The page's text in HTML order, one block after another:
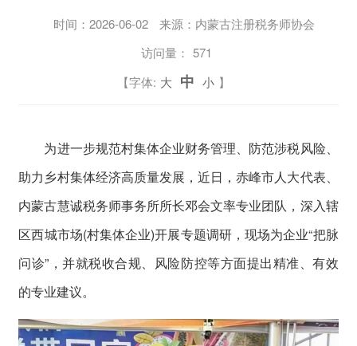
时间： 2026-06-02
来源：内蒙古注册税务师协会
访问量： 571
【字体: 大 中 小 】
为进一步规范村集体企业财务管理、防范涉税风险、
助力乡村集体经济高质量发展，近日，赤峰市人大代表、
内蒙古慧诚税务师事务所所长邓会文率专业团队，深入辖
区西城市场(村集体企业)开展专题调研，现场为企业“把脉
问诊”，并就税收合规、风险防控等方面提出精准、有效
的专业建议。